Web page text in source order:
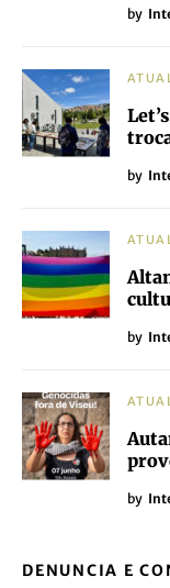
by
by
by
by
DENUNCIA E